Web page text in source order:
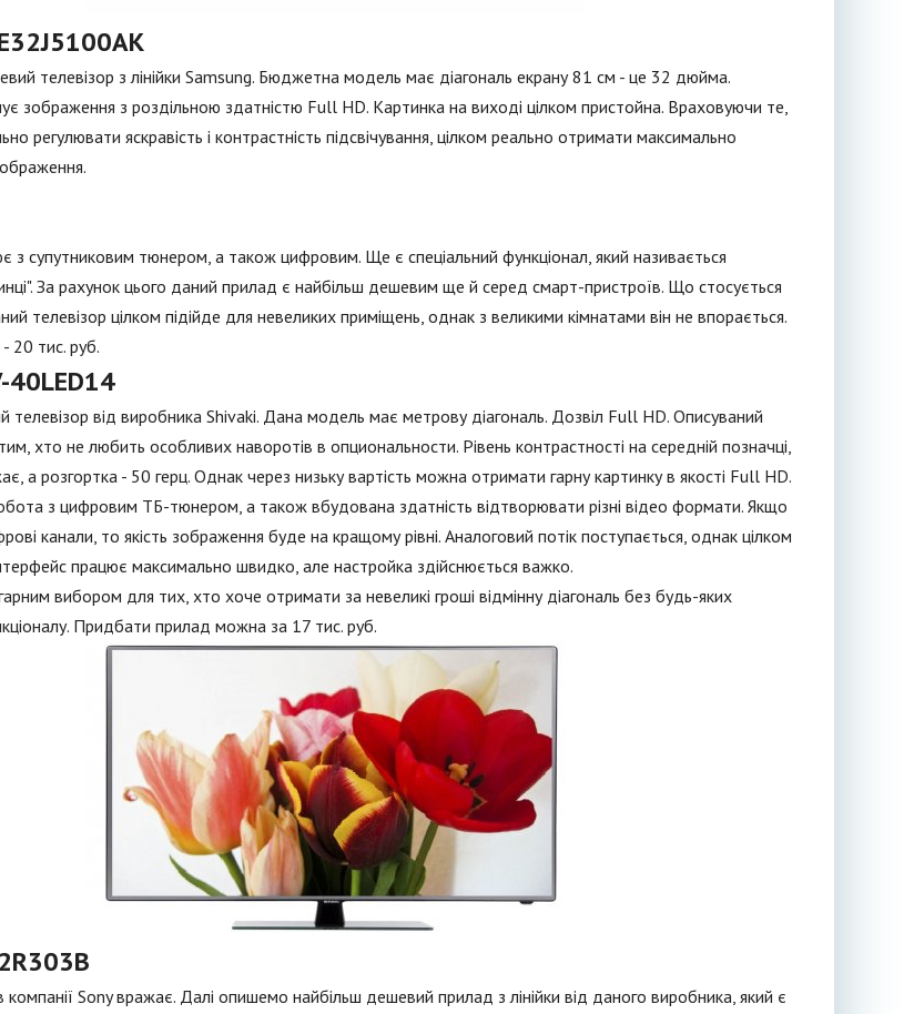
телевізор з лінійки Samsung. Бюджетна модель має діагональ екрану 81 см - це 32 дюйма.
зображення з роздільною здатністю Full HD. Картинка на виході цілком пристойна. Враховуючи те,
регулювати яскравість і контрастність підсвічування, цілком реально отримати максимально
з супутниковим тюнером, а також цифровим. Ще є спеціальний функціонал, який називається
За рахунок цього даний прилад є найбільш дешевим ще й серед смарт-пристроїв. Що стосується
телевізор цілком підійде для невеликих приміщень, однак з великими кімнатами він не впорається.
20 тис. руб.
40LED14
від виробника Shivaki. Дана модель має метрову діагональ. Дозвіл Full HD. Описуваний
хто не любить особливих наворотів в опциональности. Рівень контрастності на середній позначці,
а розгортка - 50 герц. Однак через низьку вартість можна отримати гарну картинку в якості Full HD.
з цифровим ТБ-тюнером, а також вбудована здатність відтворювати різні відео формати. Якщо
канали, то якість зображення буде на кращому рівні. Аналоговий потік поступається, однак цілком
працює максимально швидко, але настройка здійснюється важко.
вибором для тих, хто хоче отримати за невеликі гроші відмінну діагональ без будь-яких
Придбати прилад можна за 17 тис. руб.
компанії Sony вражає. Далі опишемо найбільш дешевий прилад з лінійки від даного виробника, який є